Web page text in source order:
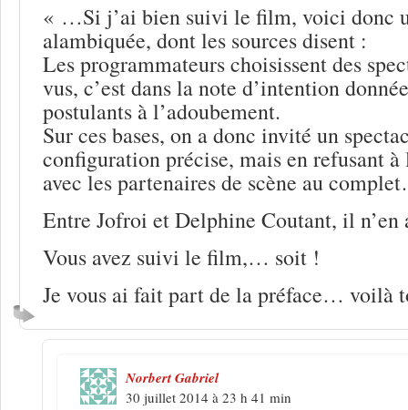
« …Si j’ai bien suivi le film, voici donc
alambiquée, dont les sources disent :
Les programmateurs choisissent des
vus, c’est dans la note d’intention
postulants à l’adoubement.
Sur ces bases, on a donc invité un
configuration précise, mais en refusant
avec les partenaires de scène au
Entre Jofroi et Delphine Coutant, il
Vous avez suivi le film,… soit !
Je vous ai fait part de la préface… voilà
Norbert Gabriel
30 juillet 2014 à 23 h 41 min